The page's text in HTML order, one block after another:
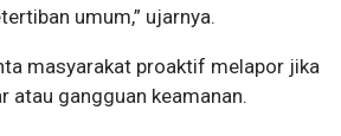
umum,” ujarnya.
masyarakat proaktif melapor jika
atau gangguan keamanan.